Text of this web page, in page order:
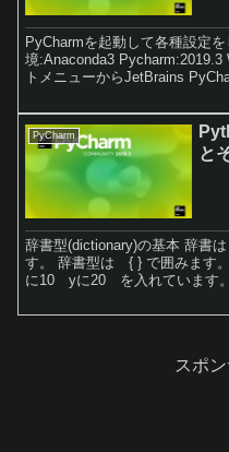
PyCharmを起動して各種設定
境:Anaconda3 Pycharm:2019.3
トメニューからJetBrains
setings 』のまま『OK』 をク
シーに同意するのでチェック
す。
PyCharm
と
辞書型(dictionary)の基本 辞書
す。 辞書型は { } で囲みます
に10 yに20 を入れています
スポ